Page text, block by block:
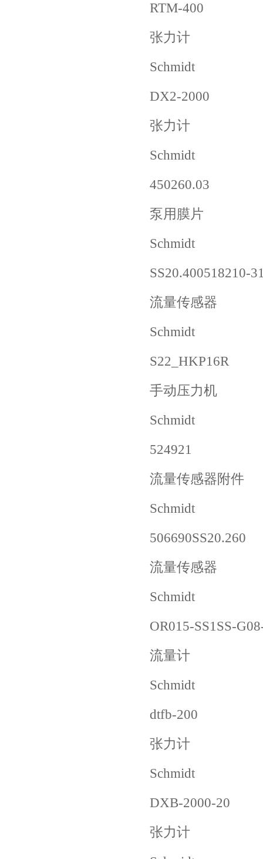
RTM-400
张力计
Schmidt
DX2-2000
张力计
Schmidt
450260.03
泵用膜片
Schmidt
SS20.400518210-
流量传感器
Schmidt
S22_HKP16R
手动压力机
Schmidt
524921
流量传感器附件
Schmidt
506690SS20.260
流量传感器
Schmidt
OR015-SS1SS-
流量计
Schmidt
dtfb-200
张力计
Schmidt
DXB-2000-20
张力计